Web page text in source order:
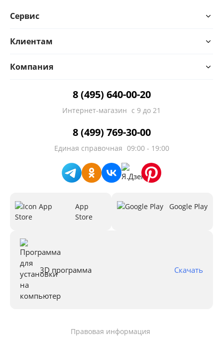
Сервис
Клиентам
Компания
8 (495) 640-00-20
Интернет-магазин с 9 до 21
8 (499) 769-30-00
Единая справочная 09:00 - 19:00
App
Store
Google Play
3D программа Скачать
Правовая информация